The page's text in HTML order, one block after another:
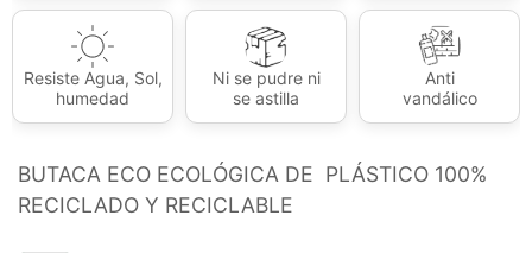
Resiste Agua, Sol,
humedad
Ni se pudre ni
se astilla
Anti
vandálico
BUTACA ECO ECOLÓGICA DE PLÁSTICO 100%
RECICLADO Y RECICLABLE